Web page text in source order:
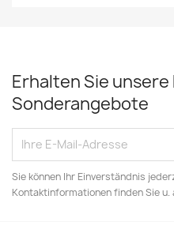
Erhalten Sie
Sonderangebote
Sie können Ihr Einverständnis
Kontaktinformationen finden Sie